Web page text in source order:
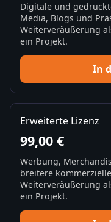
Digitale und
Media, Blogs und
Weiterveräußerung
ein Projekt.
In
Erweiterte Lizenz
99,00 €
Werbung,
breitere
Weiterveräußerung
ein Projekt.